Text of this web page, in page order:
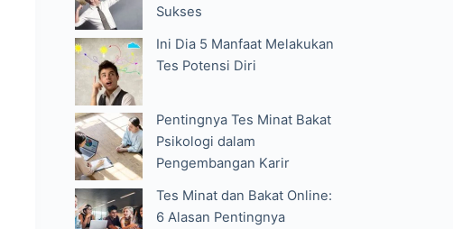
Sukses
Ini Dia 5 Manfaat Melakukan
Tes Potensi Diri
Pentingnya Tes Minat Bakat
Psikologi dalam
Pengembangan Karir
Tes Minat dan Bakat Online:
6 Alasan Pentingnya